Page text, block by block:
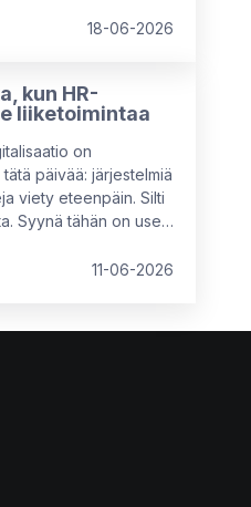
18-06-2026
kun HR-
liiketoimintaa
on
päivää: järjestelmiä
viety eteenpäin. Silti
Syynä tähän on usein
rakennetta tai
osittain
11-06-2026